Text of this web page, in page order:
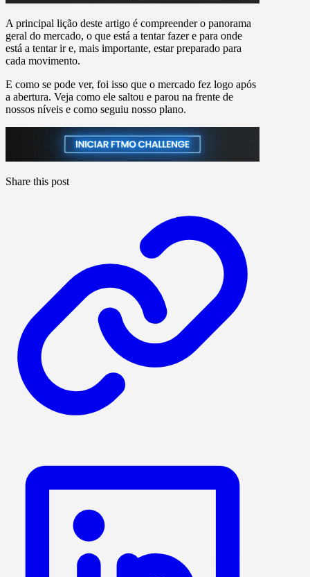
A principal lição deste artigo é compreender o panorama
geral do mercado, o que está a tentar fazer e para onde
está a tentar ir e, mais importante, estar preparado para
cada movimento.
E como se pode ver, foi isso que o mercado fez logo após
a abertura. Veja como ele saltou e parou na frente de
nossos níveis e como seguiu nosso plano.
Share this post